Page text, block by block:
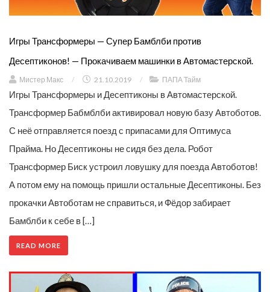
Игры Трансформеры — Супер Бамблби против
Десептиконов! — Прокачиваем машинки в Автомастерской.
Мистер Макс / 21.10.2019 / ПАПА Тайм
Игры Трансформеры и Десептиконы в Автомастерской.
Трансформер Бабмблби активировал новую базу Автоботов.
С неё отправляется поезд с припасами для Оптимуса
Прайма. Но Десептиконы не сидя без дела. Робот
Трансформер Биск устроил ловушку для поезда Автоботов!
А потом ему на помощь пришли остальные Десептиконы. Без
прокачки Автоботам не справиться, и Фёдор забирает
Бамблби к себе в […]
READ MORE